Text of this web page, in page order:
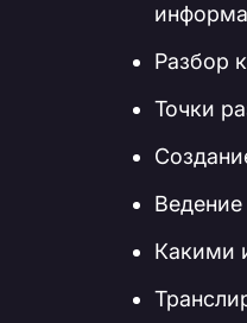
Разбор
Точки
Ведение
Какими